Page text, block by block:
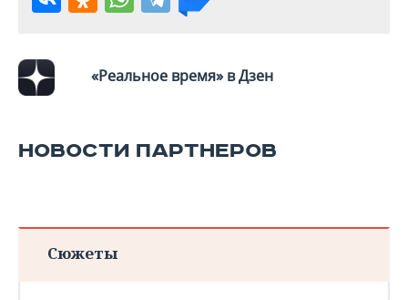
«Реальное время» в Дзен
НОВОСТИ ПАРТНЕРОВ
Сюжеты